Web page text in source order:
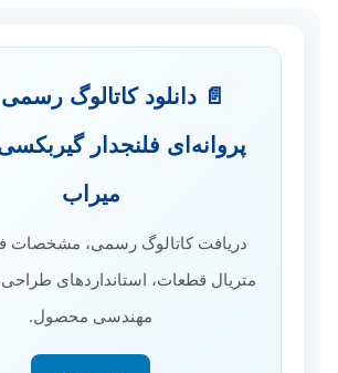
📄 دانلود کاتالوگ
میراب
دریافت کاتالوگ رسمی، مشخصات
متریال قطعات، استانداردهای
مهندسی محصول.